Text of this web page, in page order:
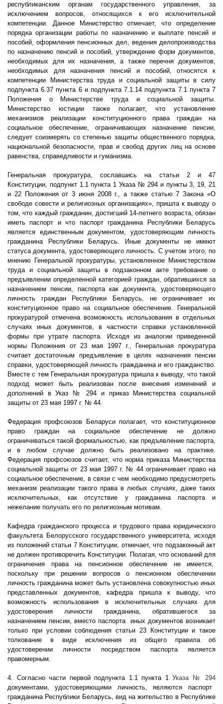
республиканским органам государственного управления, за
исключением вопросов, относящихся к его исключительной
компетенции. Данное Министерство отмечает, что определение
порядка организации работы по назначению и выплате пенсий и
пособий, оформления пенсионных дел, ведения делопроизводства
по назначению пенсий и пособий, утверждение форм документов,
необходимых для их назначения, а также перечня документов,
необходимых для назначения пенсий и пособий, относятся к
компетенции Министерства труда и социальной защиты в силу
подпункта 6.37 пункта 6 и подпункта 7.1.14 подпункта 7.1 пункта 7
Положения о Министерстве труда и социальной защиты.
Министерство юстиции также полагает, что установление
механизмов реализации конституционного права граждан на
социальное обеспечение, ограничивающих назначение пенсии,
следует соизмерять со степенью защиты общественного порядка,
национальной безопасности, прав и свобод других лиц на основе
равенства, справедливости и гуманизма.
Генеральная прокуратура, сославшись на статьи 2 и 47
Конституции, подпункт 1.1 пункта 1 Указа № 294 и пункты 3, 19, 21
и 22 Положения от 3 июня 2008 г., а также статью 7 Закона «О
свободе совести и религиозных организациях», пришла к выводу о
том, что каждый гражданин, достигший 14-летнего возраста, обязан
иметь паспорт и что паспорт гражданина Республики Беларусь
является единственным документом, удостоверяющим личность
гражданина Республики Беларусь. Иные документы не имеют
статуса документа, удостоверяющего личность. С учетом этого, по
мнению Генеральной прокуратуры, установленное Министерством
труда и социальной защиты в подзаконном акте требование о
предъявлении определенной категорией граждан, обратившихся за
назначением пенсии, паспорта как документа, удостоверяющего
личность граждан Республики Беларусь, не ограничивает их
конституционное право на социальное обеспечение. Генеральной
прокуратурой отмечена возможность использования в отдельных
случаях иных документов, в частности справки установленной
формы при утрате паспорта. Исходя из аналогии приведенной
нормы Положения от 23 мая 1997 г., Генеральная прокуратура
считает достаточным предъявление в целях назначения пенсии
справки, удостоверяющей личность гражданина и его гражданство.
Вместе с тем Генеральная прокуратура пришла к выводу, что такой
подход может быть реализован после внесения изменений и
дополнений в Указ № 294 и приказ Министерства социальной
защиты от 23 мая 1997 г. № 44.
Федерация профсоюзов Беларуси полагает, что конституционное
право граждан на социальное обеспечение не должно
ограничиваться такой формальностью, как предъявление паспорта,
и в любом случае должно быть реализовано на практике.
Федерация профсоюзов считает, что норма приказа Министерства
социальной защиты от 23 мая 1997 г. № 44 ограничивает право на
социальное обеспечение, в связи с чем необходимо предусмотреть
механизм реализации такого права в любых случаях, даже таких
исключительных, как отсутствие у гражданина паспорта и
нежелание получать его по религиозным мотивам.
Кафедра гражданского процесса и трудового права юридического
факультета Белорусского государственного университета, исходя
из положений статьи 7 Конституции, отмечает, что подзаконный акт
не должен противоречить Конституции. Полагая, что оснований для
ограничения права на пенсионное обеспечение не имеется,
поскольку при решении вопросов о пенсионном обеспечении
личность гражданина может быть установлена совокупностью иных
представленных документов, кафедра пришла к выводу, что
возможность использования в исключительных случаях для
удостоверения личности гражданина, обратившегося за
назначением пенсии, вместо паспорта
иных документов возникает
только при условии соблюдения статьи 23 Конституции и такое
толкование в виде исключения из общего правила об
удостоверении личности посредством паспорта является
правомерным.
4. Согласно части первой подпункта 1.1 пункта 1Указа № 294
документами, удостоверяющими личность, являются паспорт
гражданина Республики Беларусь, вид на жительство в Республике